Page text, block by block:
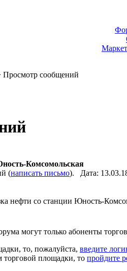
Просмотр сообщений
Комсомольская
(написать письмо). Дата:
нефти со станции Юность-
могут только абоненты
то, пожалуйста, введите
торговой площадки, то пройдите